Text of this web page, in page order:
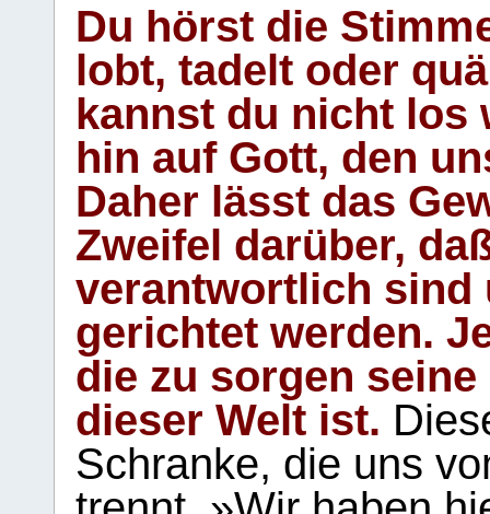
Du hörst die
lobt, tadelt oder
kannst du nicht los
hin auf Gott, den
Daher lässt das
Zweifel darüber,
verantwortlich sind
gerichtet werden.
die zu sorgen
dieser Welt ist.
Schranke, die uns